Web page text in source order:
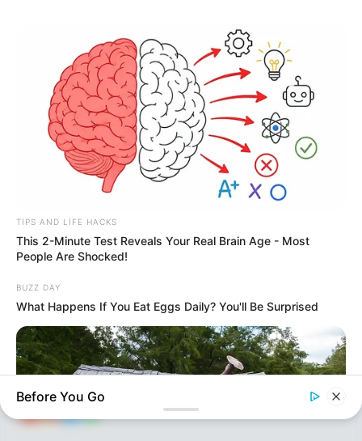
Nigar Fərhadın ərihəbs edildi
107 0
KEÇİDLƏR
REKLAM
ƏLAQƏ
TIPS AND LIFE HACKS
This 2-Minute Test Reveals Your Real Brain Age - Most
People Are Shocked!
BUZZ DAY
What Happens If You Eat Eggs Daily? You'll Be Surprised
Before You Go